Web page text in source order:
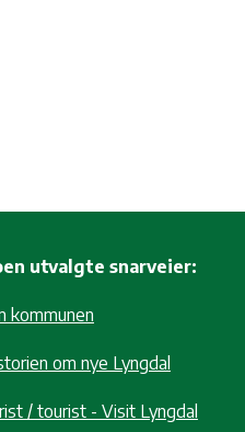
utvalgte snarveier:
kommunen
om nye Lyngdal
/ tourist - Visit Lyngdal